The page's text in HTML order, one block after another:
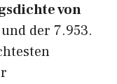
von
und der 7.953.